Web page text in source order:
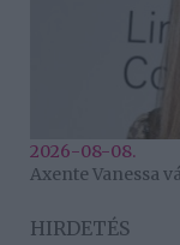
2026-08-08.
Axente Vanessa
HIRDETÉS